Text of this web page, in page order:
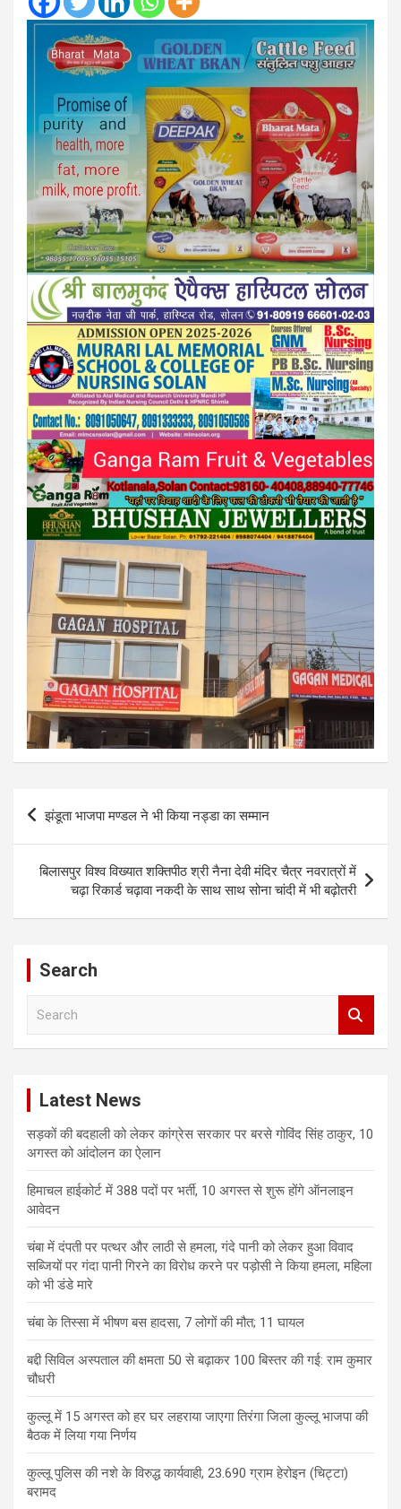
Post
navigation
झंडूता भाजपा मण्डल ने भी किया नड्डा का सम्मान
बिलासपुर विश्व विख्यात शक्तिपीठ श्री नैना देवी मंदिर चैत्र नवरात्रों में
चढ़ा रिकार्ड चढ़ावा नकदी के साथ साथ सोना चांदी में भी बढ़ोतरी
Search
Latest News
सड़कों की बदहाली को लेकर कांग्रेस सरकार पर बरसे गोविंद सिंह ठाकुर, 10
अगस्त को आंदोलन का ऐलान
हिमाचल हाईकोर्ट में 388 पदों पर भर्ती, 10 अगस्त से शुरू होंगे ऑनलाइन
आवेदन
चंबा में दंपती पर पत्थर और लाठी से हमला, गंदे पानी को लेकर हुआ विवाद
सब्जियों पर गंदा पानी गिरने का विरोध करने पर पड़ोसी ने किया हमला, महिला
को भी डंडे मारे
चंबा के तिस्सा में भीषण बस हादसा, 7 लोगों की मौत; 11 घायल
बद्दी सिविल अस्पताल की क्षमता 50 से बढ़ाकर 100 बिस्तर की गई: राम कुमार
चौधरी
कुल्लू में 15 अगस्त को हर घर लहराया जाएगा तिरंगा जिला कुल्लू भाजपा की
बैठक में लिया गया निर्णय
कुल्लू पुलिस की नशे के विरुद्ध कार्यवाही, 23.690 ग्राम हेरोइन (चिट्टा)
बरामद